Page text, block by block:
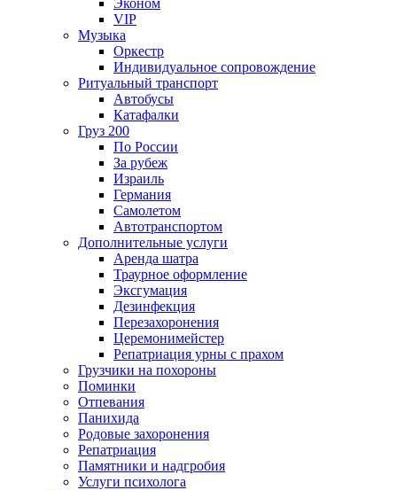
Эконом
VIP
Музыка
Оркестр
Индивидуальное сопровождение
Ритуальный транспорт
Автобусы
Катафалки
Груз 200
По России
За рубеж
Израиль
Германия
Самолетом
Автотранспортом
Дополнительные услуги
Аренда шатра
Траурное оформление
Эксгумация
Дезинфекция
Перезахоронения
Церемонимейстер
Репатриация урны с прахом
Грузчики на похороны
Поминки
Отпевания
Панихида
Родовые захоронения
Репатриация
Памятники и надгробия
Услуги психолога